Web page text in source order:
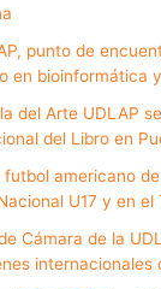
punto de
en bioinformática
del Arte UDLAP
del Libro en
americano
U17 y en el
Cámara de la
internacionales